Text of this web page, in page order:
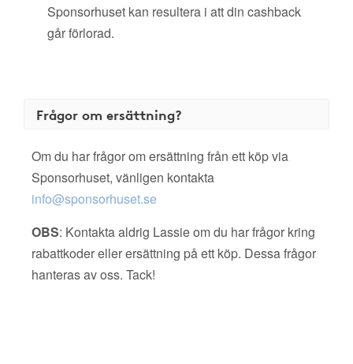
Sponsorhuset kan resultera i att din cashback
går förlorad.
Frågor om ersättning?
Om du har frågor om ersättning från ett köp via
Sponsorhuset, vänligen kontakta
info@sponsorhuset.se
OBS: Kontakta aldrig Lassie om du har frågor kring
rabattkoder eller ersättning på ett köp. Dessa frågor
hanteras av oss. Tack!